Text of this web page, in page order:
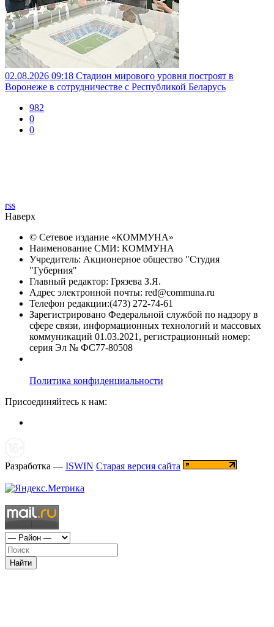
02.08.2026 09:18 Стадион мирового уровня построят в
Воронеже в сотрудничестве с Республикой Беларусь
982
0
0
rss
Наверх
© Сетевое издание «КОММУНА»
Наименование СМИ: КОММУНА
Учредитель: Акционерное общество "Студия
"Губерния"
Главный редактор: Грязева З.Я.
Адрес электронной почты: red@communa.ru
Телефон редакции:(473) 272-74-61
Зарегистрировано Федеральной службой по надзору в
сфере связи, информационных технологий и массовых
коммуникаций 01.03.2021, регистрационный номер:
серия Эл № ФС77-80508
Политика конфиденциальности
Присоединяйтесь к нам:
Разработка — ISWIN Старая версия сайта
Найти